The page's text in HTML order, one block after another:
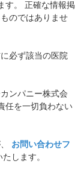
す。 正確な情報掲
のではありませ
必ず該当の医院
ンパニー株式会
任を一切負わない
お問い合わせフ
します。